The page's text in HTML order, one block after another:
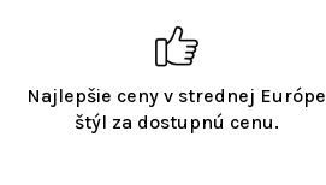
Najlepšie ceny v strednej Európe
štýl za dostupnú cenu.